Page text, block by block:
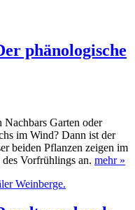
phänologische
Nachbars Garten oder
im Wind? Dann ist der
beiden Pflanzen zeigen im
Vorfrühlings an. mehr »